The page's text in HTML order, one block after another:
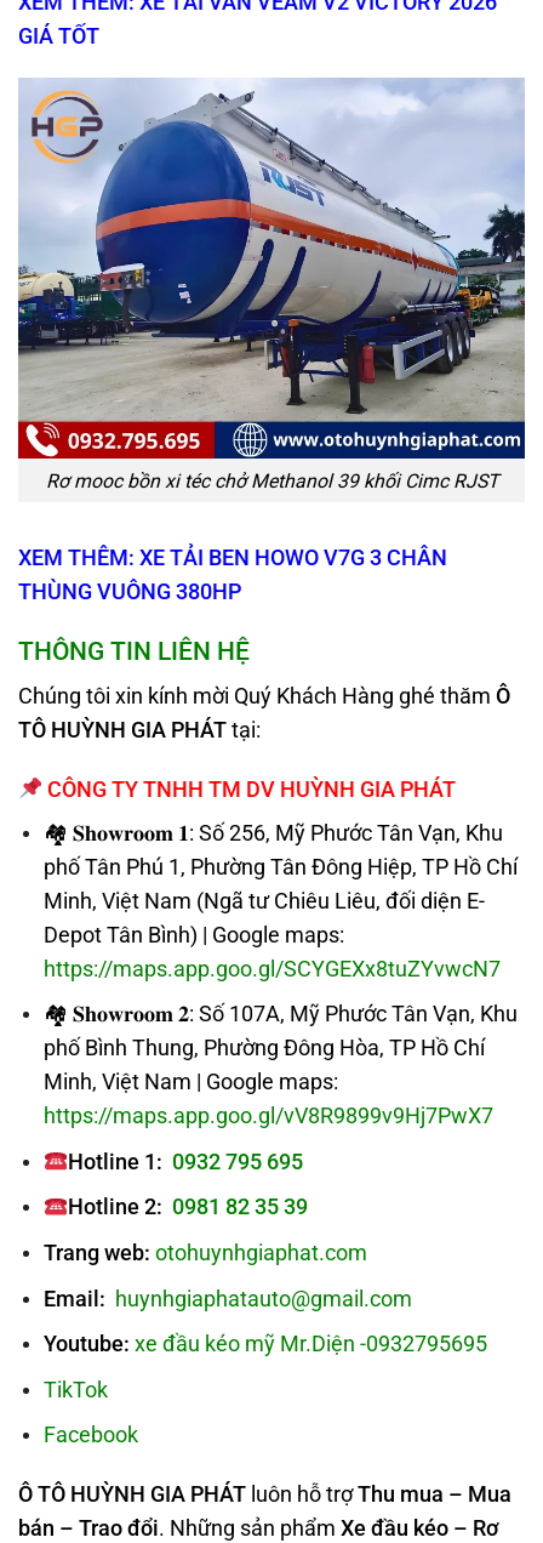
GIÁ TỐT
Rơ mooc bồn xi téc chở Methanol 39 khối Cimc RJST
XEM THÊM: XE TẢI BEN HOWO V7G 3 CHÂN
THÙNG VUÔNG 380HP
THÔNG TIN LIÊN HỆ
Chúng tôi xin kính mời Quý Khách Hàng ghé thăm Ô
TÔ HUỲNH GIA PHÁT tại:
CÔNG TY TNHH TM DV HUỲNH GIA PHÁT
🏘 𝐒𝐡𝐨𝐰𝐫𝐨𝐨𝐦 𝟏: Số 256, Mỹ Phước Tân Vạn, Khu
phố Tân Phú 1, Phường Tân Đông Hiệp, TP Hồ Chí
Minh, Việt Nam (Ngã tư Chiêu Liêu, đối diện E-
Depot Tân Bình) | Google maps:
https://maps.app.goo.gl/SCYGEXx8tuZYvwcN7
🏘 𝐒𝐡𝐨𝐰𝐫𝐨𝐨𝐦 𝟐: Số 107A, Mỹ Phước Tân Vạn, Khu
phố Bình Thung, Phường Đông Hòa, TP Hồ Chí
Minh, Việt Nam | Google maps:
https://maps.app.goo.gl/vV8R9899v9Hj7PwX7
Hotline 1: 0932 795 695
Hotline 2: 0981 82 35 39
Trang web: otohuynhgiaphat.com
Email: huynhgiaphatauto@gmail.com
Youtube: xe đầu kéo mỹ Mr.Diện -0932795695
TikTok
Facebook
Ô TÔ HUỲNH GIA PHÁT luôn hỗ trợThu mua – Mua
bán – Trao đổi. Những sản phẩm Xe đầu kéo – Rơ